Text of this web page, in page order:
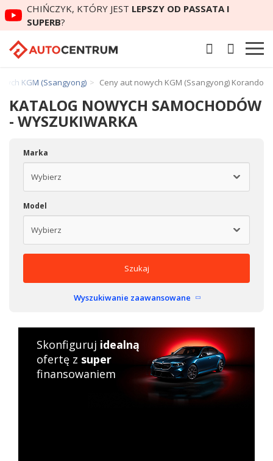
CHIŃCZYK, KTÓRY JEST LEPSZY OD PASSATA I
SUPERB?
KGM (Ssangyong) Ceny aut nowych KGM (Ssangyong) Korando
KATALOG NOWYCH SAMOCHODÓW
- WYSZUKIWARKA
Marka
Model
Szukaj
Wyszukiwanie zaawansowane
Skonfiguruj idealną
ofertę z super
finansowaniem